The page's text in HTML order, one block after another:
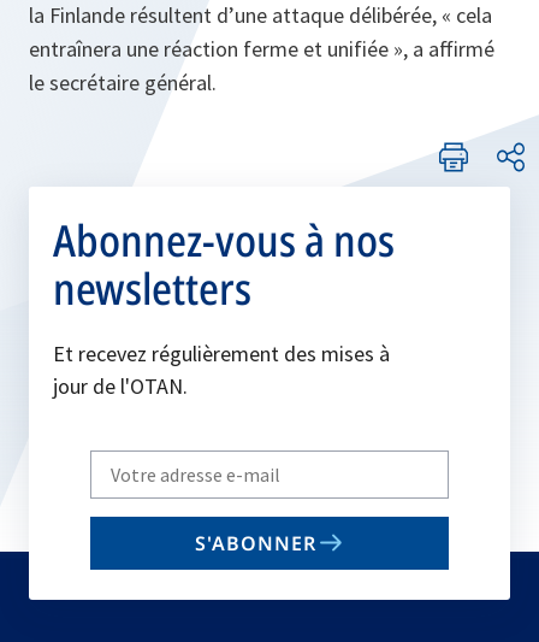
la Finlande résultent d’une attaque délibérée, « cela
entraînera une réaction ferme et unifiée », a affirmé
le secrétaire général.
Abonnez-vous à nos
newsletters
Et recevez régulièrement des mises à
jour de l'OTAN.
Write
your
email
S'ABONNER